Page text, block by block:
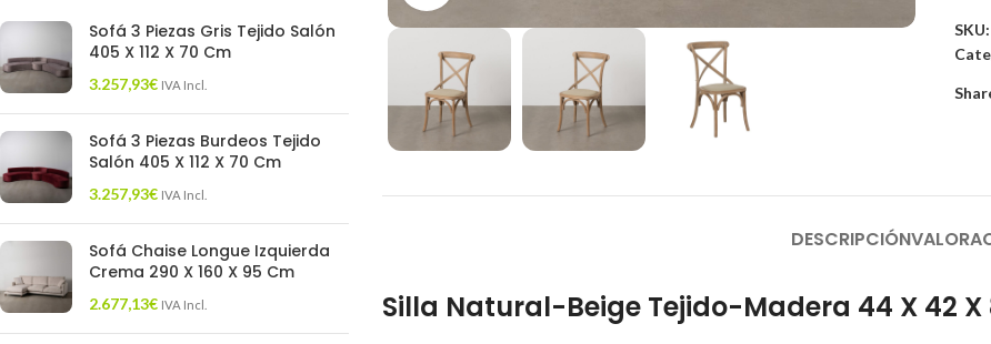
Sofá 3 Piezas Gris Tejido Salón
405 X 112 X 70 Cm
3.257,93€ IVA Incl.
Sofá 3 Piezas Burdeos Tejido
Salón 405 X 112 X 70 Cm
3.257,93€ IVA Incl.
Sofá Chaise Longue Izquierda
Crema 290 X 160 X 95 Cm
2.677,13€ IVA Incl.
SKU:
DESCRIPCIÓN
Silla Natural-Beige Tejido-Madera 44 X 42 X